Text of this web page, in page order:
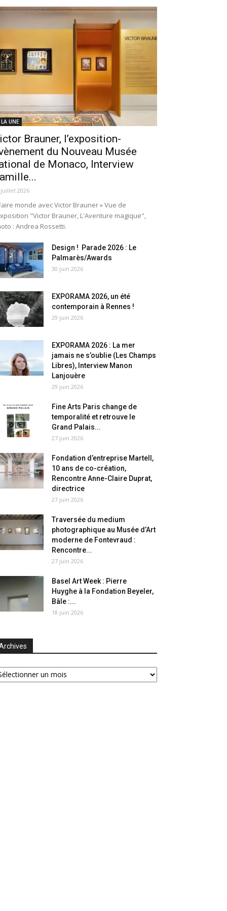
UNE
Brauner, l’exposition-
du Nouveau Musée
de Monaco, Interview
2026
monde avec Victor Brauner » Vue de
"Victor Brauner, L'Aventure magique",
: Andrea Rossetti.
Design ! Parade 2026 : Le
Palmarès/Awards
30 juin 2026
EXPORAMA 2026, un été
contemporain à Rennes !
29 juin 2026
EXPORAMA 2026 : La mer
jamais ne s’oublie (Les Champs
Libres), Interview Manon
Lanjouère
29 juin 2026
Fine Arts Paris change de
temporalité et retrouve le
Grand Palais...
27 juin 2026
Fondation d’entreprise Martell,
10 ans de co-création,
Rencontre Anne-Claire Duprat,
directrice
27 juin 2026
Traversée du medium
photographique au Musée d’Art
moderne de Fontevraud :
Rencontre...
27 juin 2026
Basel Art Week : Pierre
Huyghe à la Fondation Beyeler,
Bâle :...
18 juin 2026